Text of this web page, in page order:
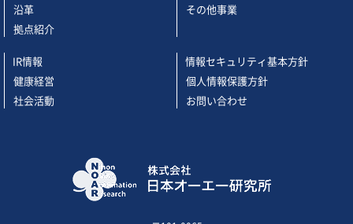
沿革
拠点紹介
その他事業
IR情報
健康経営
社会活動
情報セキュリティ基本方針
個人情報保護方針
お問い合わせ